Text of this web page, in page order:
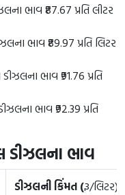
ભાવ ₹87.67 પ્રતિ લીટર
ભાવ ₹89.97 પ્રતિ લિટર
ભાવ ₹91.76 પ્રતિ
ભાવ ₹92.39 પ્રતિ
ડીઝલના ભાવ
ડીઝલની કિંમત (રૂ/લિટર)